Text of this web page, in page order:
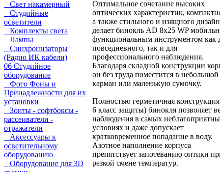
Свет накамерный
Студийные
осветители
Комплекты света
Лампы
Синхронизаторы
(Радио ИК кабели)
06 Студийное
оборудование
Фото Фоны и
Принадлежности для их
установки
Зонты - софтбоксы -
рассеиватели -
отражатели
Аксессуары к
осветительному
оборудованию
Оборудование для 3D
Оптимальное сочетание высоких
оптических характеристик,
а также стильного и изящного
делает бинокль AD 8x25 WP
функциональным инструментом как
повседневного, так и для
профессионального наблюдения.
Благодаря складной конструкции
он без труда поместится в небольшой
карман или маленькую сумочку.
Полностью герметичная
6 класс защиты) бинокля позволяет
наблюдения в самых
условиях и даже допускает
кратковременное попадание в воду.
Азотное наполнение корпуса
препятствует запотеванию оптики
резкой смене температур.